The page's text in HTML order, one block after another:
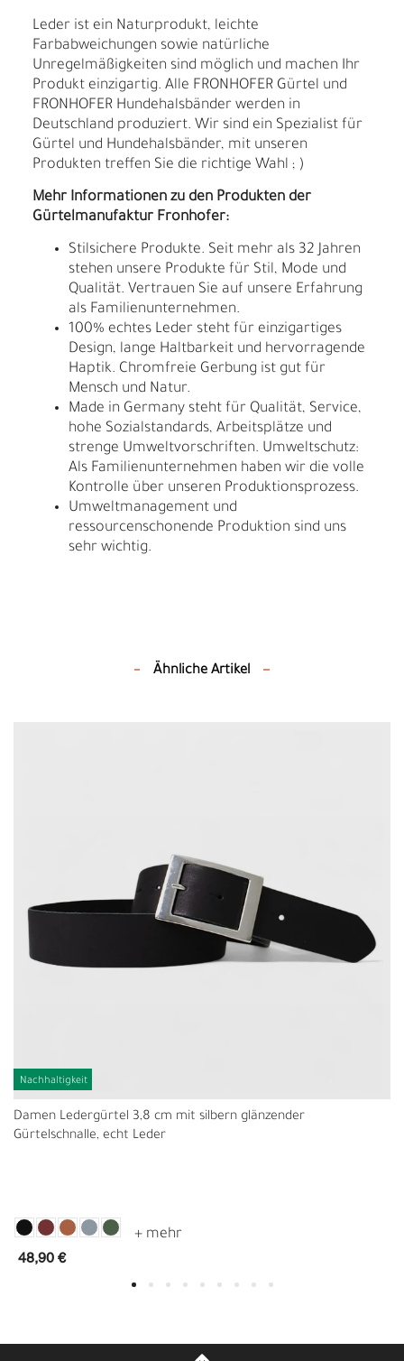
Leder ist ein Naturprodukt, leichte
Farbabweichungen sowie natürliche
Unregelmäßigkeiten sind möglich und machen Ihr
Produkt einzigartig. Alle FRONHOFER Gürtel und
FRONHOFER Hundehalsbänder werden in
Deutschland produziert. Wir sind ein Spezialist für
Gürtel und Hundehalsbänder, mit unseren
Produkten treffen Sie die richtige Wahl ; )
Mehr Informationen zu den Produkten der
Gürtelmanufaktur Fronhofer:
Stilsichere Produkte. Seit mehr als 32 Jahren
stehen unsere Produkte für Stil, Mode und
Qualität. Vertrauen Sie auf unsere Erfahrung
als Familienunternehmen.
100% echtes Leder steht für einzigartiges
Design, lange Haltbarkeit und hervorragende
Haptik. Chromfreie Gerbung ist gut für
Mensch und Natur.
Made in Germany steht für Qualität, Service,
hohe Sozialstandards, Arbeitsplätze und
strenge Umweltvorschriften. Umweltschutz:
Als Familienunternehmen haben wir die volle
Kontrolle über unseren Produktionsprozess.
Umweltmanagement und
ressourcenschonende Produktion sind uns
sehr wichtig.
Ähnliche Artikel
Nachhaltigkeit
Damen Ledergürtel 3,8 cm mit silbern glänzender
Gürtelschnalle, echt Leder
48,90 €